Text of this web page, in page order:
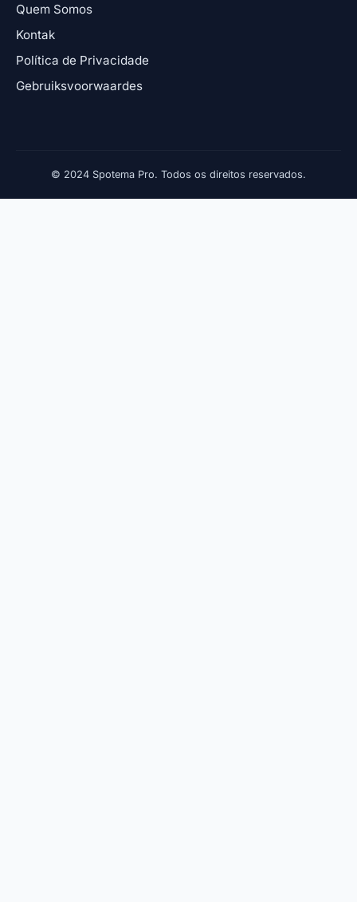
Quem Somos
Kontak
Política de Privacidade
Gebruiksvoorwaardes
© 2024 Spotema Pro. Todos os direitos reservados.